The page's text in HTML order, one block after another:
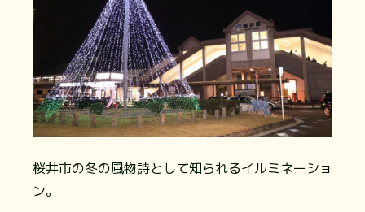
桜井市の冬の⾵物詩として知られるイルミネーショ
ン。